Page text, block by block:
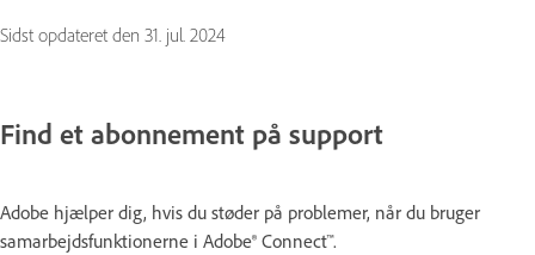
Sidst opdateret den 31. jul. 2024
Find et abonnement på support
Adobe hjælper dig, hvis du støder på problemer, når du bruger
samarbejdsfunktionerne i Adobe® Connect™.